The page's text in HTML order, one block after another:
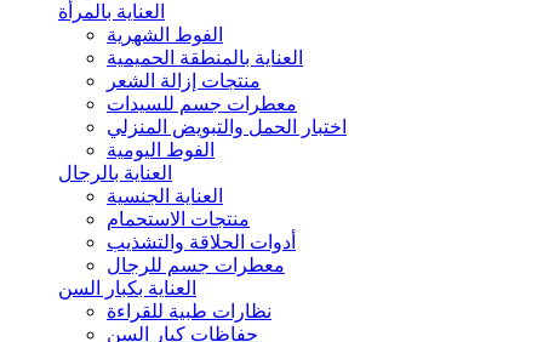
العناية بالمرأة
الفوط الشهرية
العناية بالمنطقة الحميمية
منتجات إزالة الشعر
معطرات جسم للسيدات
اختبار الحمل والتبويض المنزلي
الفوط اليومية
العناية بالرجال
العناية الجنسية
منتجات الاستحمام
أدوات الحلاقة والتشذيب
معطرات جسم للرجال
العناية بكبار السن
نظارات طبية للقراءة
حفاظات كبار السن